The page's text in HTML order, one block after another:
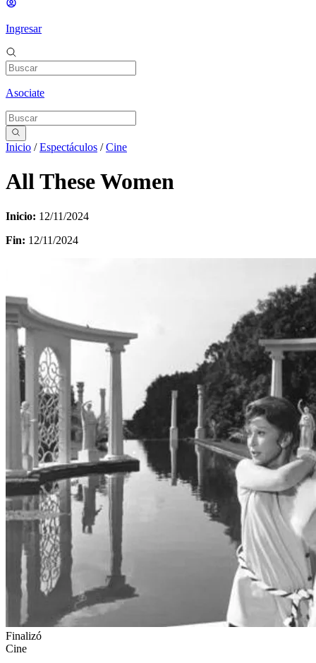
Ingresar
Asociate
Inicio /Espectáculos /Cine
All These Women
Inicio: 12/11/2024
Fin: 12/11/2024
Finalizó
Cine